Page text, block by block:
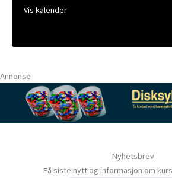
Vis kalender
Annonse
Nyhetsbrev
Få siste nytt og informasjon om